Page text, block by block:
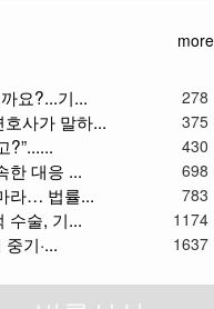
11612
11565
11863
11107
11030
11266
11215
12168
more
요?...기... 278
사가 말하... 375
?”...... 430
한 대응 ... 698
라… 법률... 783
수술, 기... 1174
기·... 1637